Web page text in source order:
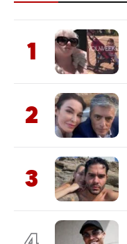
1
2
3